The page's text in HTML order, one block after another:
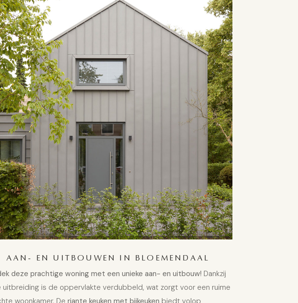
AAN- EN UITBOUWEN IN BLOEMENDAAL
deze prachtige woning met een unieke aan- en uitbouw! Dankzij
uitbreiding is de oppervlakte verdubbeld, wat zorgt voor een ruime
woonkamer. De riante keuken met bijkeuken biedt volop